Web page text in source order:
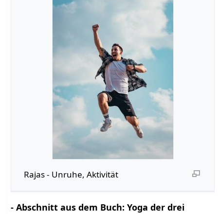
Rajas - Unruhe, Aktivität
- Abschnitt aus dem Buch: Yoga der drei